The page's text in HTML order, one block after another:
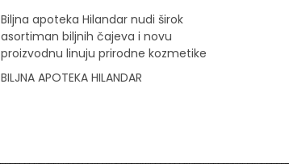
Biljna apoteka Hilandar nudi širok
asortiman biljnih čajeva i novu
proizvodnu linuju prirodne kozmetike
BILJNA APOTEKA HILANDAR